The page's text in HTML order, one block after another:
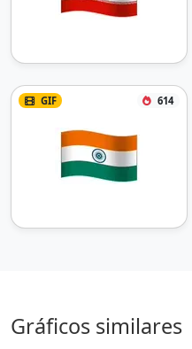
GIF 614
Gráficos similares